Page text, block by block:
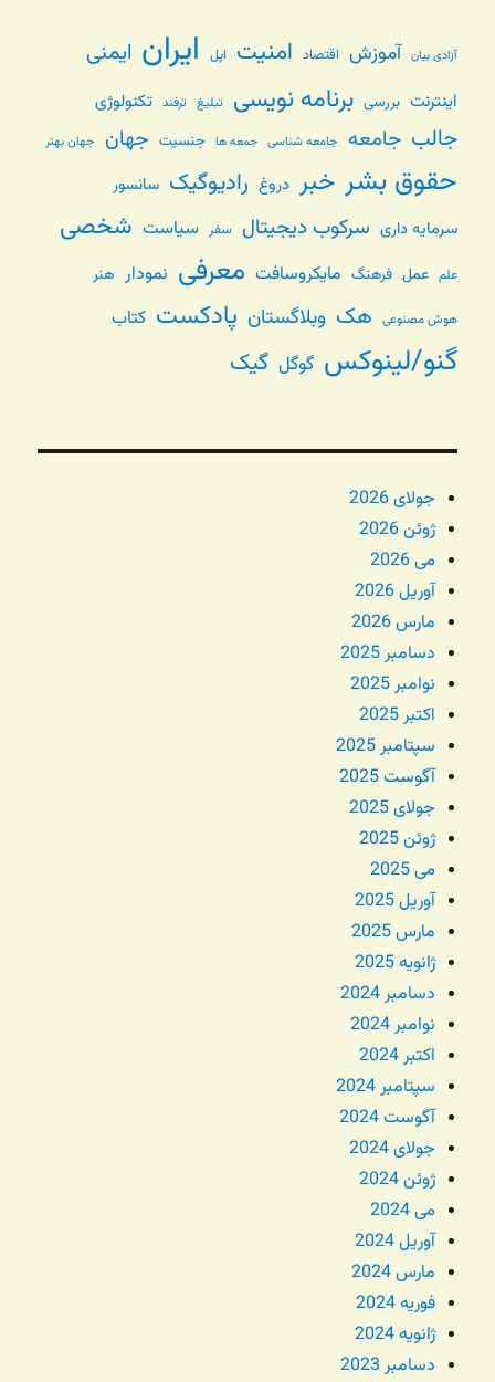
آزادی بیان آموزش اقتصاد امنیت اپل ایران ایمنی
اینترنت بررسی برنامه نویسی تبلیغ ترفند تکنولوژی
جالب جامعه جامعه شناسی جمعه ها جنسیت جهان جهان بهتر
حقوق بشر خبر دروغ رادیوگیک سانسور
سرمایه داری سرکوب دیجیتال سفر سیاست شخصی
علم عمل فرهنگ مایکروسافت معرفی نمودار هنر
هوش مصنوعی هک وبلاگستان پادکست کتاب
گنو/لینوکس گوگل گیک
جولای 2026
ژوئن 2026
می 2026
آوریل 2026
مارس 2026
دسامبر 2025
نوامبر 2025
اکتبر 2025
سپتامبر 2025
آگوست 2025
جولای 2025
ژوئن 2025
می 2025
آوریل 2025
مارس 2025
ژانویه 2025
دسامبر 2024
نوامبر 2024
اکتبر 2024
سپتامبر 2024
آگوست 2024
جولای 2024
ژوئن 2024
می 2024
آوریل 2024
مارس 2024
فوریه 2024
ژانویه 2024
دسامبر 2023